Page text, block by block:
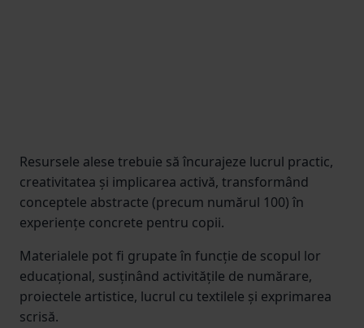
Resursele alese trebuie să încurajeze lucrul practic,
creativitatea și implicarea activă, transformând
conceptele abstracte (precum numărul 100) în
experiențe concrete pentru copii.
Materialele pot fi grupate în funcție de scopul lor
educațional, susținând activitățile de numărare,
proiectele artistice, lucrul cu textilele și exprimarea
scrisă.